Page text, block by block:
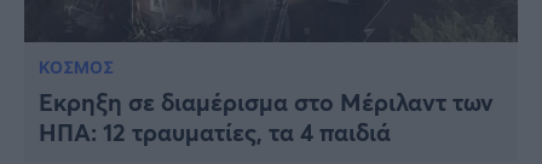
ΚΟΣΜΟΣ
Έκρηξη σε διαμέρισμα στο Μέριλαντ των
ΗΠΑ: 12 τραυματίες, τα 4 παιδιά